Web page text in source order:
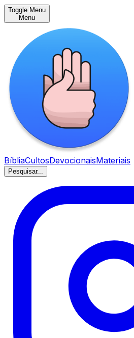
Toggle Menu
Menu
BíbliaCultosDevocionaisMateriais
Pesquisar...